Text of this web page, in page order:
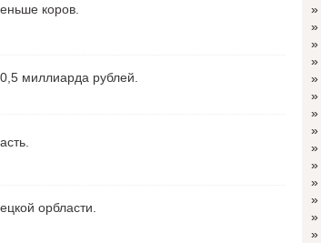
коров.
миллиарда рублей.
орбласти.
»
»
»
»
»
»
»
»
»
»
»
»
»
»